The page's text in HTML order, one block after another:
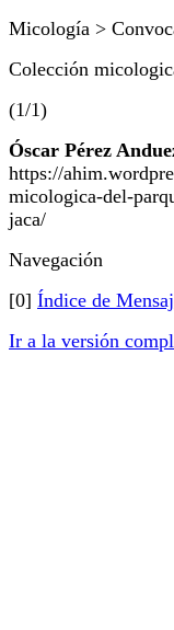
Micología >
Colección
(1/1)
Óscar Pérez
https://
micologica-del-
jaca/
Navegación
[0] Índice de
Ir a la versión